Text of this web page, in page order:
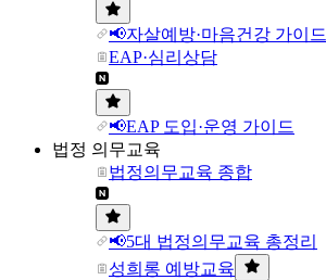
📢자살예방·마음건강 가이드
EAP·심리상담
📢EAP 도입·운영 가이드
법정 의무교육
법정의무교육 종합
📢5대 법정의무교육 총정리
성희롱 예방교육